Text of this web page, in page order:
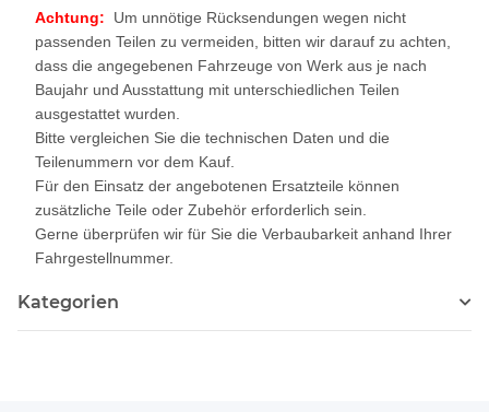
Achtung: Um unnötige Rücksendungen wegen nicht
passenden Teilen zu vermeiden, bitten wir darauf zu achten,
dass die angegebenen Fahrzeuge von Werk aus je nach
Baujahr und Ausstattung mit unterschiedlichen Teilen
ausgestattet wurden.
Bitte vergleichen Sie die technischen Daten und die
Teilenummern vor dem Kauf.
Für den Einsatz der angebotenen Ersatzteile können
zusätzliche Teile oder Zubehör erforderlich sein.
Gerne überprüfen wir für Sie die Verbaubarkeit anhand Ihrer
Fahrgestellnummer.
Kategorien